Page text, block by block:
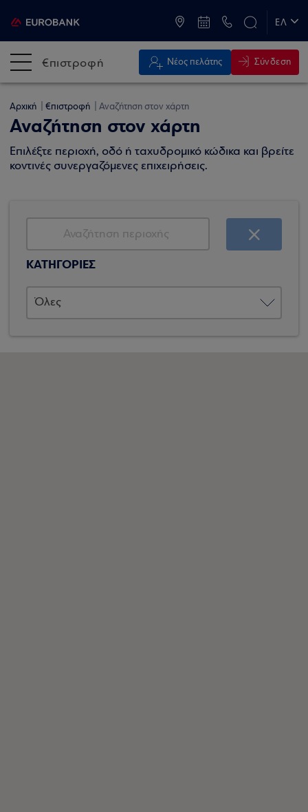
ΕΛ
€πιστροφή Νέος πελάτης Σύνδεση
Αρχική €πιστροφή Αναζήτηση στον χάρτη
Αναζήτηση στον χάρτη
Επιλέξτε περιοχή, οδό ή ταχυδρομικό κώδικα και βρείτε
κοντινές συνεργαζόμενες επιχειρήσεις.
ΚΑΤΗΓΟΡΙΕΣ